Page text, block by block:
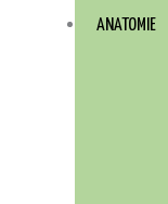
ANATOMIE